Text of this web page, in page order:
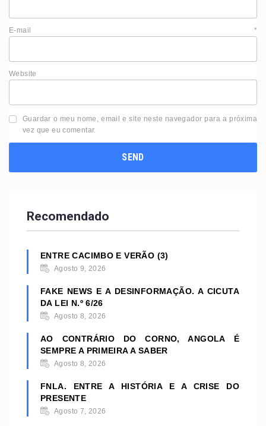
E-mail *
Website
Guardar o meu nome, email e site neste navegador para a próxima
vez que eu comentar.
Recomendado
ENTRE CACIMBO E VERÃO (3)
Agosto 9, 2026
FAKE NEWS E A DESINFORMAÇÃO. A CICUTA
DA LEI N.º 6/26
Agosto 8, 2026
AO CONTRÁRIO DO CORNO, ANGOLA É
SEMPRE A PRIMEIRA A SABER
Agosto 8, 2026
FNLA. ENTRE A HISTÓRIA E A CRISE DO
PRESENTE
Agosto 7, 2026